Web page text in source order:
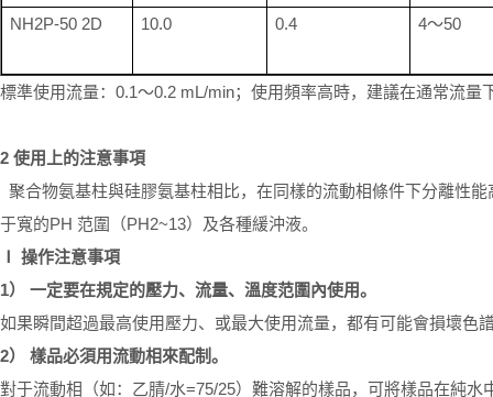
NH2P-50 2D
10.0 0.4 4～50
標準使用流量： 0.1～0.2 mL/min；使用頻率高時，建議在通常流量
2 使用上的注意事項
聚合物氨基柱與硅膠氨基柱相比，在同樣的流動相條件下分離性
于寬的PH 范圍（PH2~13）及各種緩沖液。
Ⅰ 操作注意事項
1）
一定要在規定的壓力、流量、溫度范圍內使用。
如果瞬間超過最高使用壓力、或最大使用流量，都有可能會損壞色
2）
樣品必須用流動相來配制。
對于流動相（如：乙腈/水=75/25）難溶解的樣品，可將樣品在純水